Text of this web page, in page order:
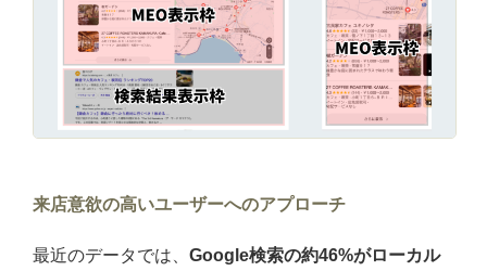
来店意欲の高いユーザーへのアプローチ
最近のデータでは、 Google検索の約46%がローカル